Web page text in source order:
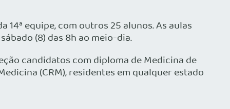
equipe, com outros 25 alunos. As aulas
(8) das 8h ao meio-dia.
candidatos com diploma de Medicina de
(CRM), residentes em qualquer estado